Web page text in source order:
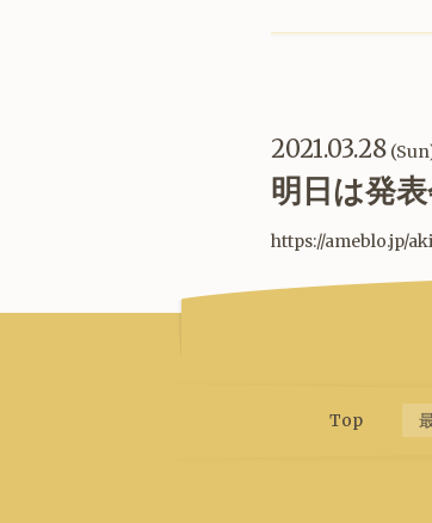
2021.03.28
明日は発
https://ameblo.jp/
Top